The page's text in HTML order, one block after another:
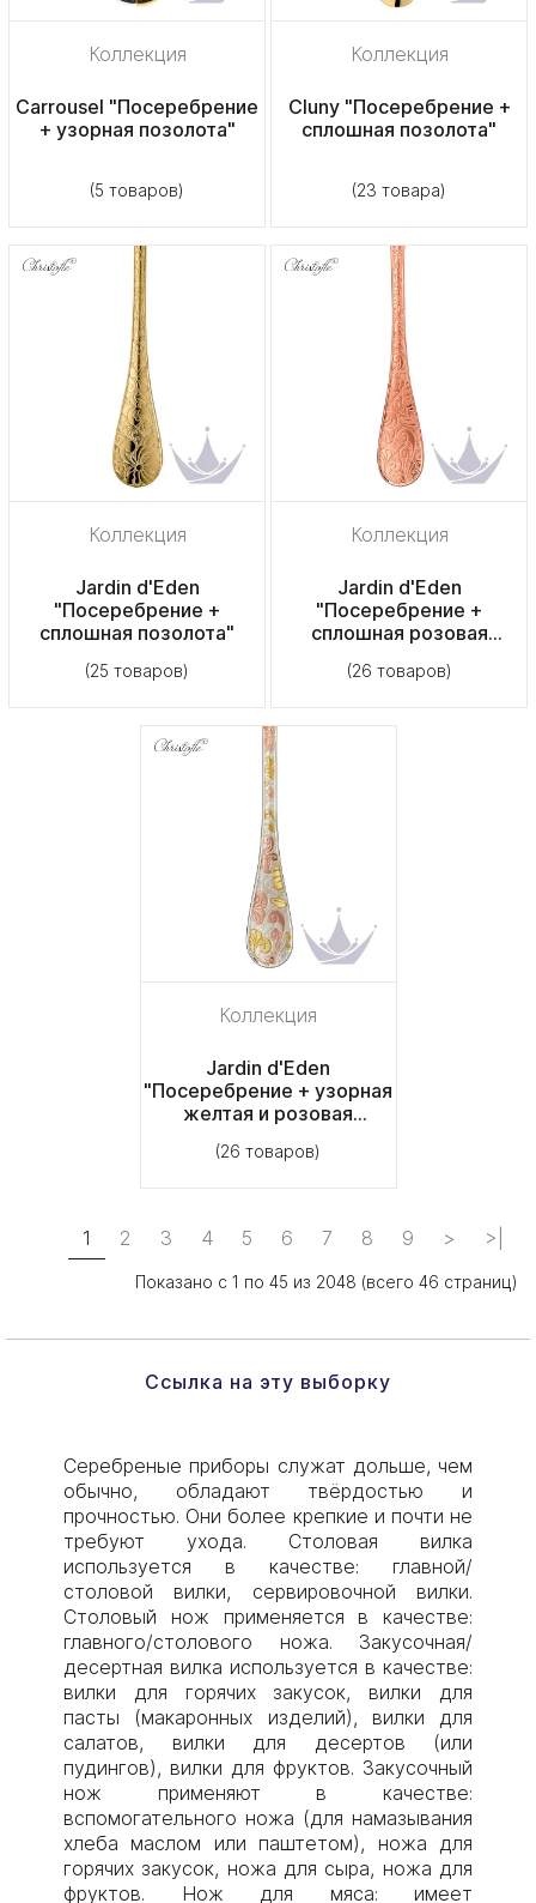
Коллекция
Carrousel "Посеребрение
+ узорная позолота"
(5 товаров)
Коллекция
Cluny "Посеребрение +
сплошная позолота"
(23 товара)
Коллекция
Jardin d'Eden
"Посеребрение +
сплошная позолота"
(25 товаров)
Коллекция
Jardin d'Eden
"Посеребрение +
сплошная розовая
(26 товаров)
Коллекция
Jardin d'Eden
"Посеребрение + узорная
желтая и розовая
(26 товаров)
1 2 3 4 5 6 7 8 9 > >|
Показано с 1 по 45 из 2048 (всего 46 страниц)
Ссылка на эту выборку
Серебреные приборы служат дольше, чем
обычно, обладают твёрдостью и
прочностью. Они более крепкие и почти не
требуют ухода. Столовая вилка
используется в качестве: главной/
столовой вилки, сервировочной вилки.
Столовый нож применяется в качестве:
главного/столового ножа. Закусочная/
десертная вилка используется в качестве:
вилки для горячих закусок, вилки для
пасты (макаронных изделий), вилки для
салатов, вилки для десертов (или
пудингов), вилки для фруктов. Закусочный
нож применяют в качестве:
вспомогательного ножа (для намазывания
хлеба маслом или паштетом), ножа для
горячих закусок, ножа для сыра, ножа для
фруктов. Нож для мяса: имеет